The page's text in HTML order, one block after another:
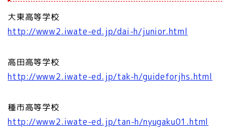
大東高等学校
http://www2.iwate-ed.jp/dai-h/junior.html
高田高等学校
http://www2.iwate-ed.jp/tak-h/guideforjhs.html
種市高等学校
http://www2.iwate-ed.jp/tan-h/nyugaku01.html